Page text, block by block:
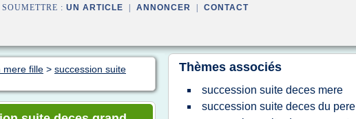
: UN ARTICLE ANNONCER CONTACT
mere fille > succession suite
Thèmes associés
succession suite deces mere
succession suite deces du pere